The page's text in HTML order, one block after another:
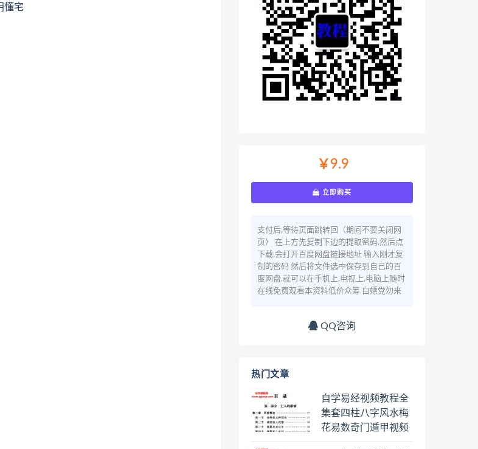
懂‬宅
￥9.9
立即购买
支付后,等待页面跳转回（期间不要关闭网
页） 在上方先复制下边的提取密码,然后点
下载,会打开百度网盘链接地址 输入刚才复
制的密码 然后将文件选中保存到自己的百
度网盘,就可以在手机上,电视上,电脑上随时
在线免费观看本资料低价众筹 白嫖党勿来
QQ咨询
热门文章
自学易经视频教程全
集套四柱八字风水梅
花易数奇门遁甲视频